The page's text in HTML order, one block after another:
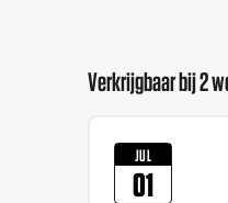
Verkrijgbaar bij 2
JUL
01